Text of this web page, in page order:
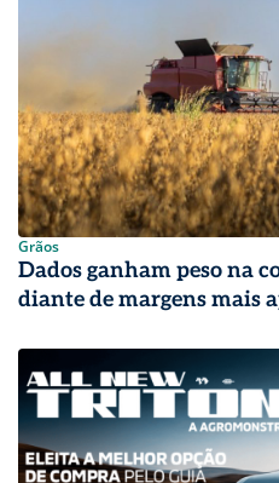
Grãos
Dados ganham peso na
diante de margens mais